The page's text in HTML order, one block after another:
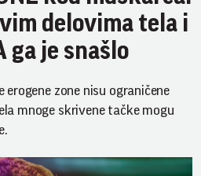
delovima tela i
ga je snašlo
zone nisu ograničene
mnoge skrivene tačke mogu